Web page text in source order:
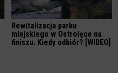
Rewitalizacja parku
miejskiego w Ostrołęce na
finiszu. Kiedy odbiór? [WIDEO]